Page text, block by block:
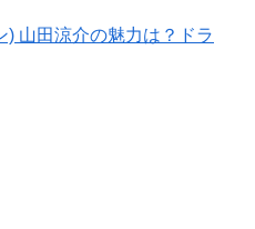
) 山田涼介の魅力は？ドラ